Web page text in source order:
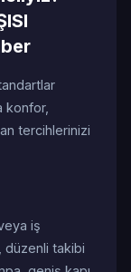
konfor,
tercihlerinizi
iş
düzenli takibi